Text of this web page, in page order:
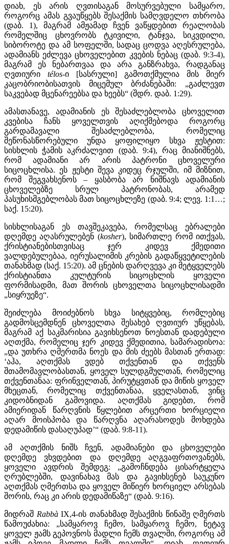
დიახ, ეს არის ღვთისაგან მოსურვებული სამყარო,
როგორც ამას გვაუწყებს შესაქმის სამღვდელო თხრობა
(დაბ. 1), მაგრამ ამჟამად ჩვენ ვაწყდებით რეალობას
რომელშიც ცხოვრობს ტკივილი, ტანჯვა, სიკვდილი,
სიბოროტე და ამ სოფელში, სადაც ცოდვა აღესრულება,
ადამიანს ეძლევა ცხოველებით კვების ნებაც (დაბ. 9:3-4),
მაგრამ ეს ნებართვაა და არა განზრახვა, რადგანაც
ღვთიური télos-ი [სასრული] გამოთქმულია მის მიერ
კაცობრიობისათვის მიცემულ ბრძანებაში: „გაძლევთ
საკვებად მცენარეებსა და ხეებს“ (შდრ. დაბ. 1:29).
ამასთანავე, ადამიანის ეს შესაძლებლობა ცხოველით
კვებისა ჩანს ყოველთვის აღიქმებოდა როგორც
გარდამავალი შესაძლებლობა, რომელიც
შეწონასწორებული უნდა ყოფილიყო სხვა ჟესტით:
სისხლის ჭამის აკრძალვით (დაბ. 9:4), რაც მიანიშნებს,
რომ ადამიანი არ არის პატრონი ცხოველური
სიცოცხლისა. ეს ჟესტი შევა კიდეც რჯულში, იმ მიზნით,
რომ შეგვახსენოს – ყასბობა არ ნიშნავს ადამიანის
ცხოველებზე სრულ პატრონობას, არამედ
პასუხისმგებლობას მათ სიცოცხლეზე (დაბ. 9:4; ლევ. 1:1…;
საქ. 15:20).
სისხლისაგან ეს თავშეკავება, რომელსაც ებრალები
დღემდე აღასრულებენ (kosher), სიმართლე რომ ითქვას,
ქრისტიანებისთვისაც ჯერ კიდევ ქმედითი
ვალდებულებაა, იერუსალიმის კრების გადაწყვეტილების
თანახმად (საქ. 15:20). ამ ცნების დარღვევა კი მეტყველებს
ქრისტიანთა კულტურის სიცოცხლის ყოველი
ფორმისადმი, მათ შორის ცხოველთა სიცოცხლისადმი
„სიყრუეზე“.
შეიძლება მოიძებნოს სხვა სიტყვებიც, რომლებიც
გადმოსცემდნენ ცხოველთა შესახებ ღვთიურ უწყებას,
მაგრამ აქ საკმარისია გავიხსენოთ ნოესთან დადებული
აღთქმა, რომელიც ჯერ კიდევ ქმედითია, სამარადისოა:
„და უთხრა ღმერთმა ნოეს და მის ძეებს მასთან ერთად:
‘აჰა, აღთქმას ვდებ თქვენთან და თქვენს
შთამომავლობასთან, ყოველ სულდგმულთან, რომელიც
თქვენთანაა: ფრინველთან, პირუტყვთან და მიწის ყოველ
მხეცთან, რომელიც თქვენთანაა, ყველასთან, ვინც
კიდობნიდან გამოვიდა. აღთქმას გიდებთ, რომ
ამიერიდან წარღვნის წყლებით არცერთი ხორციელი
აღარ მოისპობა და წარღვნა აღარასოდეს მოხდება
დედამიწის დასაღუპად’“ (დაბ. 9:8-11).
ამ აღთქმის ნიშს ჩვენ, ადამიანები და ცხოველები
დღემდე ვხვდებით და დღემდე აღგვაფრთოვანებს,
ყოველი ავდრის შემდეგ: „გამოჩნდება ცისარტყელა
ღრუბლებში, დავინახავ მას და გავიხსენებ საუკუნო
აღთქმას ღმერთსა და ყოველ მიწიერ ხორციელ არსებას
შორის, რაც კი არის დედამიწაზე“ (დაბ. 9:16).
მიდრაშ RabbàIX,4-ის თანახმად შესაქმის წინაშე ღმერთს
წამოუძახია: „სამყაროვ ჩემო, სამყაროვ ჩემო, ნეტავ
ყოველ ჟამს გეპოვნოს მადლი ჩემს თვალში, როგორც ამ